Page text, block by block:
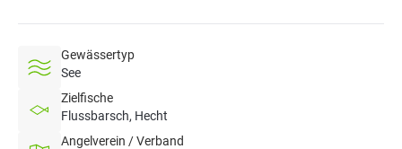
Gewässertyp
See
Zielfische
Flussbarsch, Hecht
Angelverein / Verband